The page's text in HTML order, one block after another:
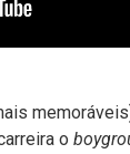
o